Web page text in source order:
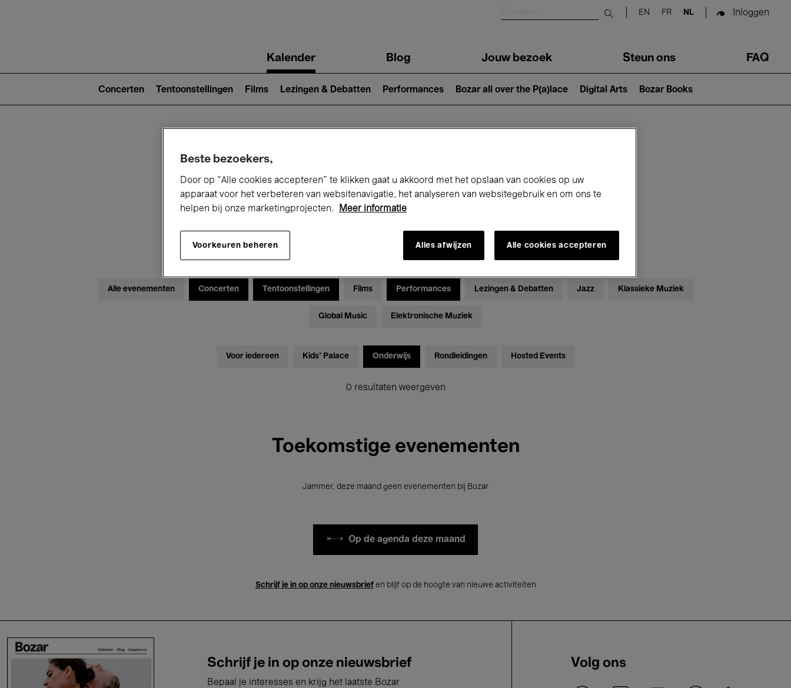
Submit search
EN FR NL Inloggen
navigationKalender Blog Jouw bezoek Steun ons FAQ
2)
Concerten Tentoonstellingen Films Lezingen & Debatten Performances Bozar all over the P(a)lace Digital Arts Bozar Books
Alle evenementen Concerten Tentoonstellingen Films Performances Lezingen & Debatten Jazz Klassieke Muziek
Global Music Elektronische Muziek
Voor iedereen Kids’ Palace Onderwijs Rondleidingen Hosted Events
0 resultaten weergeven
Toekomstige evenementen
Jammer, deze maand geen evenementen bij Bozar
Op de agenda deze maand
Schrijf je in op onze nieuwsbriefen blijf op de hoogte van nieuwe activiteiten
Schrijf je in op onze nieuwsbrief
Bepaal je interesses en krijg het laatste Bozar
Volg ons
Beste bezoekers,
Door op “Alle cookies accepteren” te klikken gaat u akkoord met het opslaan van cookies op uw
apparaat voor het verbeteren van websitenavigatie, het analyseren van websitegebruik en om ons te
helpen bij onze marketingprojecten.
Meer informatie
Voorkeuren beheren Alles afwijzen Alle cookies accepteren